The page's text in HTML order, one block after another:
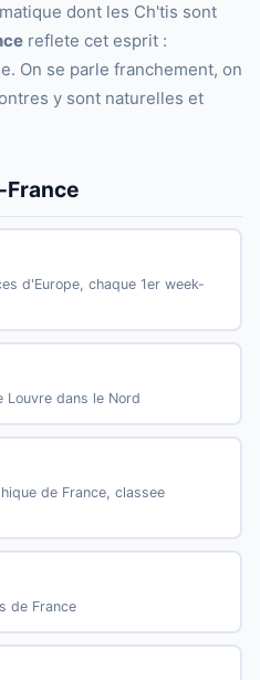
dont les Ch'tis sont
reflete cet esprit :
On se parle franchement, on
y sont naturelles et
France
d'Europe, chaque 1er week-
Louvre dans le Nord
de France, classee
de France